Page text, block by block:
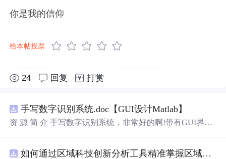
你是我的信仰
给本帖投票
24 回复 打赏
手写数字识别系统.doc【GUI设计Matlab】
资 源 简 介 手写数字识别系统，非常好的啊!带有GUI界
带有直观的图形用户界面（GUI），非常容易使用。你只
如何通过区域科技创新分析工具精准掌握区域创新要素分布与产业链融合现状？.docx